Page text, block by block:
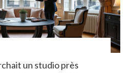
un studio près